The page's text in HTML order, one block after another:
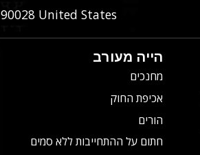
90028 United States
הייה מעורב
מחנכים
אכיפת החוק
הורים
חתום על ההתחייבות ללא סמים